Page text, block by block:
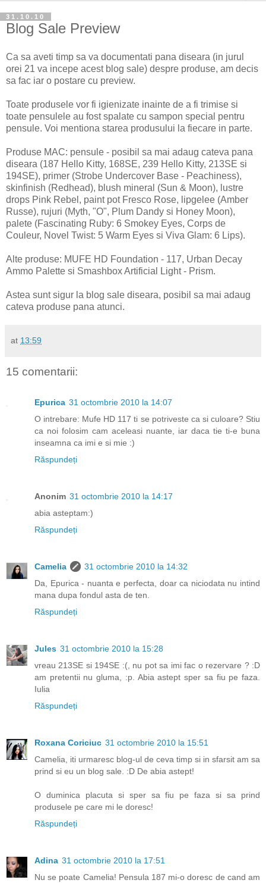
31.10.10
Blog Sale Preview
Ca sa aveti timp sa va documentati pana diseara (in jurul
orei 21 va incepe acest blog sale) despre produse, am decis
sa fac iar o postare cu preview.
Toate produsele vor fi igienizate inainte de a fi trimise si
toate pensulele au fost spalate cu sampon special pentru
pensule. Voi mentiona starea produsului la fiecare in parte.
Produse MAC: pensule - posibil sa mai adaug cateva pana
diseara (187 Hello Kitty, 168SE, 239 Hello Kitty, 213SE si
194SE), primer (Strobe Undercover Base - Peachiness),
skinfinish (Redhead), blush mineral (Sun & Moon), lustre
drops Pink Rebel, paint pot Fresco Rose, lipgelee (Amber
Russe), rujuri (Myth, "O", Plum Dandy si Honey Moon),
palete (Fascinating Ruby: 6 Smokey Eyes, Corps de
Couleur, Novel Twist: 5 Warm Eyes si Viva Glam: 6 Lips).
Alte produse: MUFE HD Foundation - 117, Urban Decay
Ammo Palette si Smashbox Artificial Light - Prism.
Astea sunt sigur la blog sale diseara, posibil sa mai adaug
cateva produse pana atunci.
at 13:59
15 comentarii:
Epurica 31 octombrie 2010 la 14:07
O intrebare: Mufe HD 117 ti se potriveste ca si culoare? Stiu
ca noi folosim cam aceleasi nuante, iar daca tie ti-e buna
inseamna ca imi e si mie :)
Răspundeți
Anonim 31 octombrie 2010 la 14:17
abia asteptam:)
Răspundeți
Camelia
31 octombrie 2010 la 14:32
Da, Epurica - nuanta e perfecta, doar ca niciodata nu intind
mana dupa fondul asta de ten.
Răspundeți
Jules 31 octombrie 2010 la 15:28
vreau 213SE si 194SE :(, nu pot sa imi fac o rezervare ? :D
am pretentii nu gluma, :p. Abia astept sper sa fiu pe faza.
Iulia
Răspundeți
Roxana Coriciuc 31 octombrie 2010 la 15:51
Camelia, iti urmaresc blog-ul de ceva timp si in sfarsit am sa
prind si eu un blog sale. :D De abia astept!
O duminica placuta si sper sa fiu pe faza si sa prind
produsele pe care mi le doresc!
Răspundeți
Adina 31 octombrie 2010 la 17:51
Nu se poate Camelia! Pensula 187 mi-o doresc de cand am